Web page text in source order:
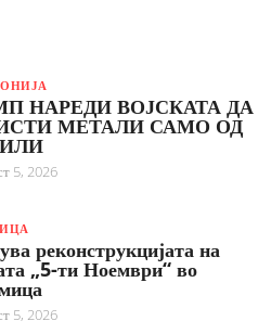
НАРЕДИ ВОЈСКАТА ДА
МЕТАЛИ САМО ОД
5, 2026
реконструкцијата на
„5-ти Ноември“ во
5, 2026